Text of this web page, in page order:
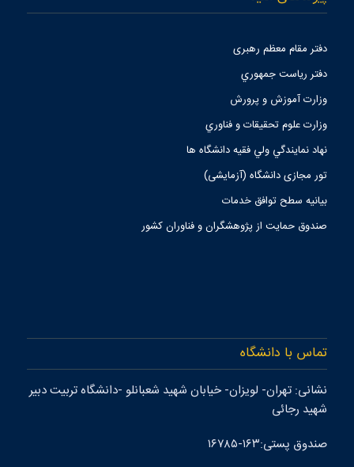
دفتر مقام معظم رهبری
دفتر رياست جمهوري
وزارت آموزش و پرورش
وزارت علوم تحقيقات و فناوري
نهاد نمايندگي ولي فقيه دانشگاه ها
تور مجازی دانشگاه (آزمایشی)
بیانیه سطح توافق خدمات
صندوق حمايت از پژوهشگران و فناوران كشور
تماس با دانشگاه
نشانی: تهران- لويزان- خيابان شهيد شعبانلو -دانشگاه تربيت دبير
شهيد رجائی
صندوق پستی:۱۶۳-۱۶۷۸۵